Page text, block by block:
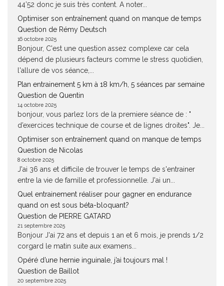
44’52 donc je suis très content. A noter...
Optimiser son entraînement quand on manque de temps
Question de Rémy Deutsch
16 octobre 2025
Bonjour, C'est une question assez complexe car cela
dépend de plusieurs facteurs comme le stress quotidien,
l'allure de vos séance,...
Plan entrainement 5 km à 18 km/h, 5 séances par semaine
Question de Quentin
14 octobre 2025
bonjour, vous parlez lors de la premiere séance de : "
d’exercices technique de course et de lignes droites". Je...
Optimiser son entraînement quand on manque de temps
Question de Nicolas
8 octobre 2025
J'ai 36 ans et difficile de trouver le temps de s'entrainer
entre la vie de famille et professionnelle. J'ai un...
Quel entrainement réaliser pour gagner en endurance
quand on est sous béta-bloquant?
Question de PIERRE GATARD
21 septembre 2025
Bonjour J'ai 72 ans et depuis 1 an et 6 mois, je prends 1/2
corgard le matin suite aux examens...
Opéré d’une hernie inguinale, j’ai toujours mal !
Question de Baillot
20 septembre 2025